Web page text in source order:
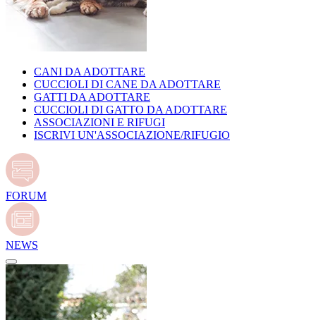
CANI DA ADOTTARE
CUCCIOLI DI CANE DA ADOTTARE
GATTI DA ADOTTARE
CUCCIOLI DI GATTO DA ADOTTARE
ASSOCIAZIONI E RIFUGI
ISCRIVI UN'ASSOCIAZIONE/RIFUGIO
FORUM
NEWS